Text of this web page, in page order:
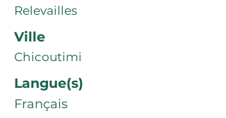
Relevailles
Ville
Chicoutimi
Langue(s)
Français